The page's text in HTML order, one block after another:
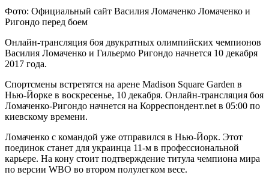
Фото: Официальный сайт Василия Ломаченко Ломаченко и
Ригондо перед боем
Онлайн-трансляция боя двукратных олимпийских чемпионов
Василия Ломаченко и Гильермо Ригондо начнется 10 декабря
2017 года.
Спортсмены встретятся на арене Madison Square Garden в
Нью-Йорке в воскресенье, 10 декабря. Онлайн-трансляция боя
Ломаченко-Ригондо начнется на Корреспондент.net в 05:00 по
киевскому времени.
Ломаченко с командой уже отправился в Нью-Йорк. Этот
поединок станет для украинца 11-м в профессиональной
карьере. На кону стоит подтверждение титула чемпиона мира
по версии WBO во втором полулегком весе.